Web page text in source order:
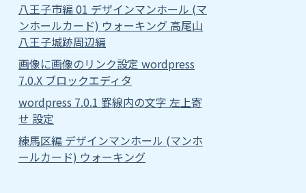
八王子市編 01 デザインマンホール (マ
ンホールカード) ウォーキング 高尾山
八王子城跡周辺編
画像に画像のリンク設定 wordpress
7.0.X ブロックエディタ
wordpress 7.0.1 罫線内の文字 左上寄
せ 設定
練馬区編 デザインマンホール (マンホ
ールカード) ウォーキング